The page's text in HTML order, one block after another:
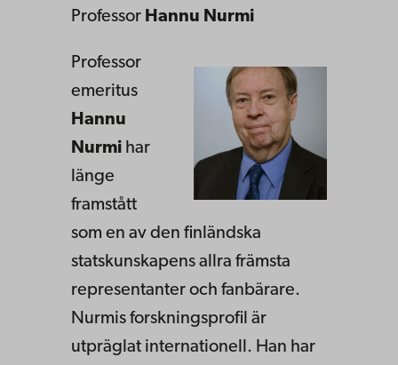
Professor Hannu Nurmi
Professor
emeritus
Hannu
Nurmi har
länge
framstått
som en av den finländska
statskunskapens allra främsta
representanter och fanbärare.
Nurmis forskningsprofil är
utpräglat internationell. Han har